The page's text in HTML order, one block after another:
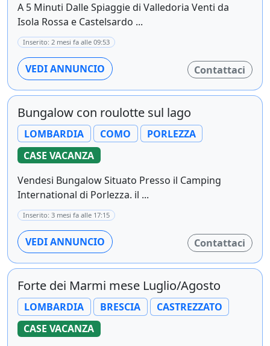
A 5 Minuti Dalle Spiaggie di Valledoria Venti da
Isola Rossa e Castelsardo ...
Inserito: 2 mesi fa alle 09:53
VEDI ANNUNCIO Contattaci
Bungalow con roulotte sul lago
LOMBARDIA COMO
PORLEZZA
CASE VACANZA
Vendesi Bungalow Situato Presso il Camping
International di Porlezza. il ...
Inserito: 3 mesi fa alle 17:15
VEDI ANNUNCIO Contattaci
Forte dei Marmi mese Luglio/Agosto
LOMBARDIA BRESCIA
CASTREZZATO
CASE VACANZA